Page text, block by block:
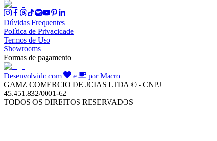
Dúvidas Frequentes
Política de Privacidade
Termos de Uso
Showrooms
Formas de pagamento
Desenvolvido com e
por Macro
GAMZ COMERCIO DE JOIAS LTDA © - CNPJ
45.451.832/0001-62
TODOS OS DIREITOS RESERVADOS